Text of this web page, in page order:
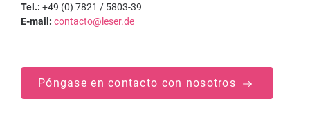
Tel.: +49 (0) 7821 / 5803-39
E-mail: contacto@leser.de
Póngase en contacto con nosotros